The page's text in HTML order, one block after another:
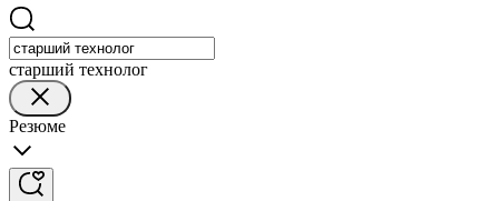
старший технолог
Резюме